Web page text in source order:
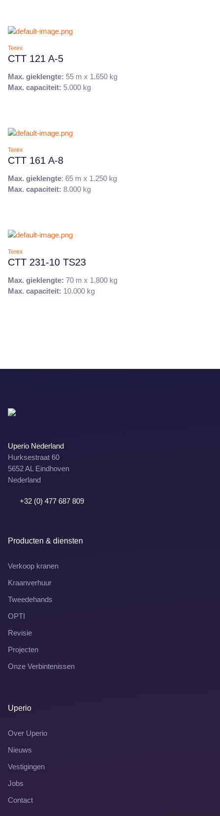
Terex
CTT 121 A-5
Max. gieklengte: 55 m x 1.650 kg
Max. capaciteit: 5.000 kg
Terex
CTT 161 A-8
Max. gieklengte: 65 m x 1.250 kg
Max. capaciteit: 8.000 kg
Terex
CTT 231-10 TS23
Max. gieklengte: 70 m x 1.800 kg
Max. capaciteit: 10.000 kg
Uperio Nederland
Hurksestraat 60
5652 AL Eindhoven
Nederland
+32 (0) 477 687 809
Producten & diensten
Verkoop kranen
Kraanverhuur
Tweedehands
OPTI
Revisie
Projecten
Onze Verbintenissen
Uperio
Over Uperio
Nieuws
Vestigingen
Jobs
Contact